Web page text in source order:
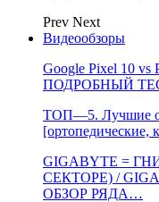
Prev Next
Видеообзоры
Google Pixel 10
ПОДРОБНЫЙ
ТОП—5. Лучшие
[ортопедические,
GIGABYTE =
СЕКТОРЕ) /
ОБЗОР РЯДА…